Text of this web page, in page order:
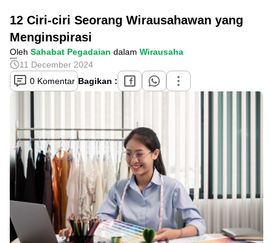
12 Ciri-ciri Seorang Wirausahawan yang
Menginspirasi
Oleh Sahabat Pegadaian dalam Wirausaha
11 December 2024
0 Komentar Bagikan :